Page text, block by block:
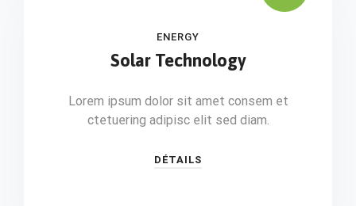
ENERGY
Solar Technology
Lorem ipsum dolor sit amet consem et
ctetuering adipisc elit sed diam.
DÉTAILS